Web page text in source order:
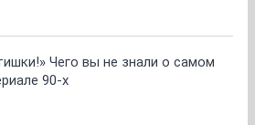
Чего вы не знали о самом
90-х